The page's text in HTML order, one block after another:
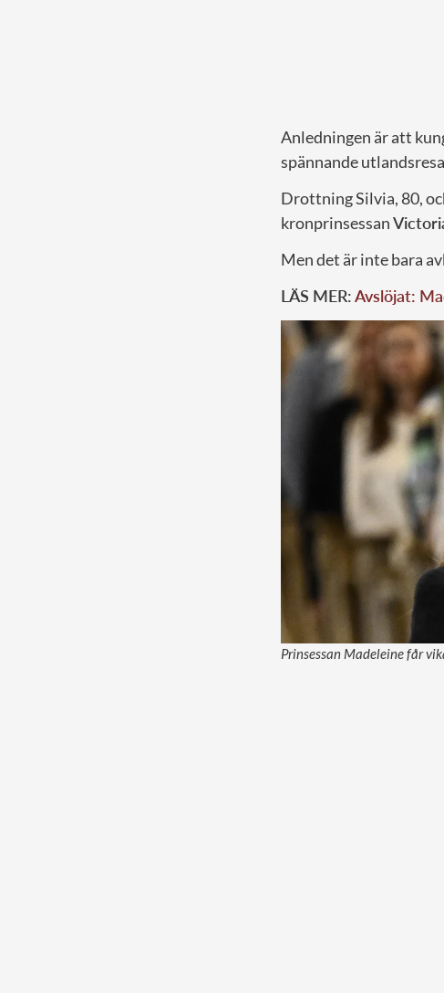
Anledningen är att
spännande
Drottning Silvia, 80,
kronprinsessan
Men det är inte bara
LÄS MER:Avslöjat:
Prinsessan Madeleine får